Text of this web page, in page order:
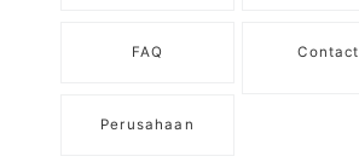
FAQ Contact
Perusahaan